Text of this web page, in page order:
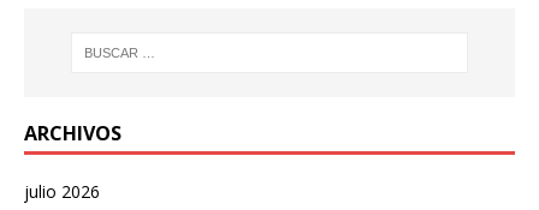
ARCHIVOS
julio 2026